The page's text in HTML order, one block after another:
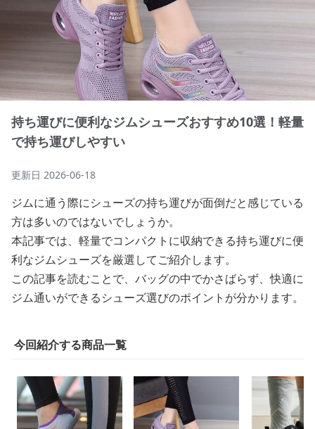
持ち運びに便利なジムシューズおすすめ10選！軽量
で持ち運びしやすい
更新日 2026-06-18
ジムに通う際にシューズの持ち運びが面倒だと感じている
方は多いのではないでしょうか。
本記事では、軽量でコンパクトに収納できる持ち運びに便
利なジムシューズを厳選してご紹介します。
この記事を読むことで、バッグの中でかさばらず、快適に
ジム通いができるシューズ選びのポイントが分かります。
今回紹介する商品一覧